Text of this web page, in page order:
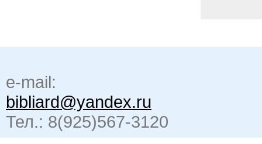
e-mail:
bibliard@yandex.ru
Тел.: 8(925)567-3120